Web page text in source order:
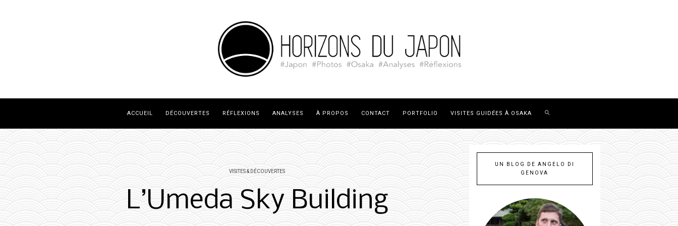
ACCUEIL DÉCOUVERTES RÉFLEXIONS ANALYSES À PROPOS CONTACT PORTFOLIO VISITES GUIDÉES À OSAKA
VISITES & DÉCOUVERTES
L’Umeda Sky Building
UN BLOG DE ANGELO DI
GENOVA